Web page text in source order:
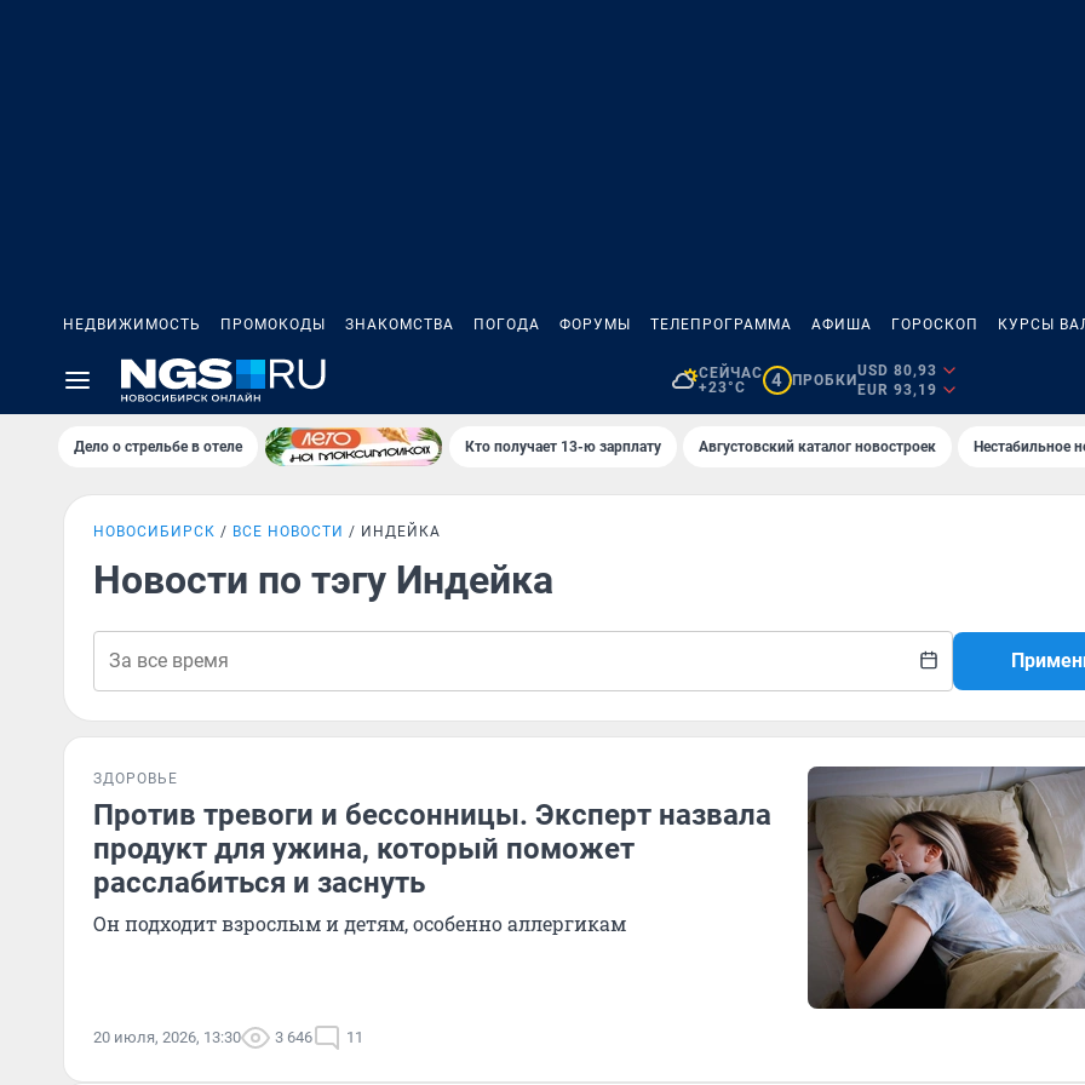
НЕДВИЖИМОСТЬ ПРОМОКОДЫ ЗНАКОМСТВА ПОГОДА ФОРУМЫ ТЕЛЕПРОГРАММА АФИША ГОРОСКОП КУРСЫ
СЕЙЧАС
+23°C
4 ПРОБКИ
USD 80,93
EUR 93,19
Дело о стрельбе в отеле Кто получает 13-ю зарплату Августовский каталог новостроек Нестабильное
НОВОСИБИРСК ВСЕ НОВОСТИ ИНДЕЙКА
Новости по тэгу Индейка
ЗДОРОВЬЕ
Против тревоги и бессонницы. Эксперт назвала
продукт для ужина, который поможет
расслабиться и заснуть
Он подходит взрослым и детям, особенно аллергикам
20 июля, 2026, 13:30 3 646 11